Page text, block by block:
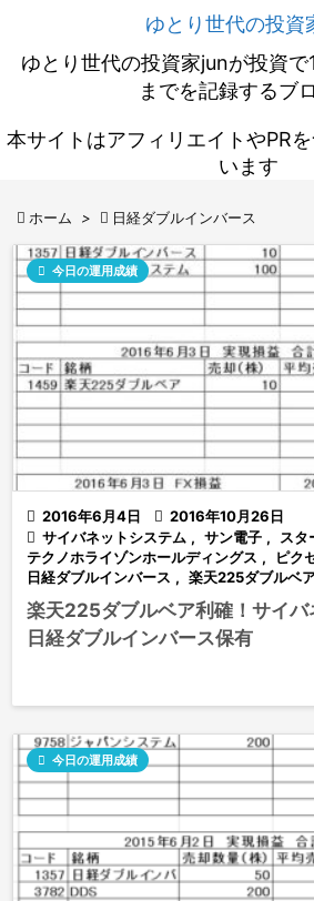
ゆとり世代の投資
ゆとり世代の投資家junが投資で
までを記録するブ
本サイトはアフィリエイトやPR
います
 ホーム >  日経ダブルインバース
 2016年6月4日  2016年10月26日
 今日の運用成績
 サイバネットシステム , サン電子 , スタ
テクノホライゾンホールディングス , ピク
日経ダブルインバース , 楽天225ダブルベ
楽天225ダブルベア利確！サイバ
日経ダブルインバース保有
 今日の運用成績